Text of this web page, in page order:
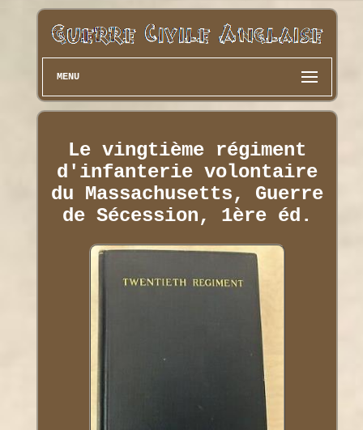
MENU
Le vingtième régiment
d'infanterie volontaire
du Massachusetts, Guerre
de Sécession, 1ère éd.